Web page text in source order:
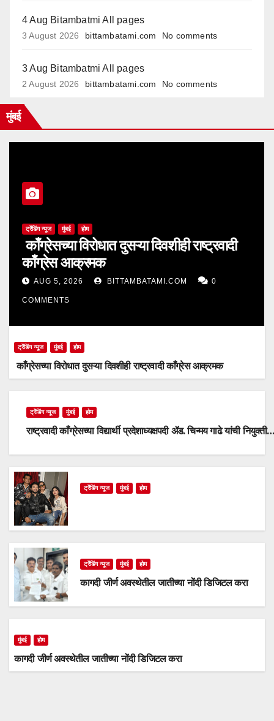
4 Aug Bitambatmi All pages
3 August 2026 bittambatami.com No comments
3 Aug Bitambatmi All pages
2 August 2026 bittambatami.com No comments
मुंबई
ट्रेंडिंग न्यूज मुंबई होम
काँग्रेसच्या विरोधात दुसऱ्या दिवशीही राष्ट्रवादी
काँग्रेस आक्रमक
AUG 5, 2026 BITTAMBATAMI.COM 0
COMMENTS
ट्रेंडिंग न्यूज मुंबई होम
काँग्रेसच्या विरोधात दुसऱ्या दिवशीही राष्ट्रवादी काँग्रेस आक्रमक
ट्रेंडिंग न्यूज मुंबई होम
राष्ट्रवादी काँग्रेसच्या विद्यार्थी प्रदेशाध्यक्षपदी ॲड. चिन्मय गाढे यांची नियुक्ती…
ट्रेंडिंग न्यूज मुंबई होम
ट्रेंडिंग न्यूज मुंबई होम
कागदी जीर्ण अवस्थेतील जातीच्या नोंदी डिजिटल करा
मुंबई होम
कागदी जीर्ण अवस्थेतील जातीच्या नोंदी डिजिटल करा